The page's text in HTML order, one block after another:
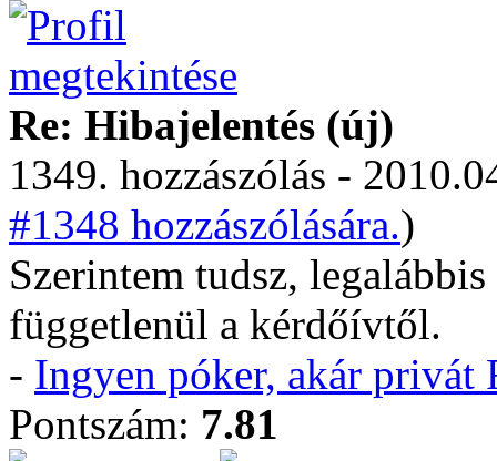
Re: Hibajelentés (új)
1349. hozzászólás -
#1348 hozzászólására.)
Szerintem tudsz,
függetlenül a kérdőívtől.
- Ingyen póker, akár privát
Pontszám: 7.81